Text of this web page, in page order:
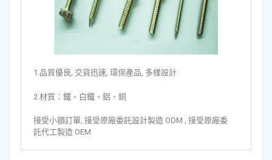
1.品質優良, 交貨迅速, 環保產品, 多樣設計
2.材質：鐵、白鐵、鋁、銅
接受小額訂單, 接受原廠委託設計製造 ODM , 接受原廠委
託代工製造 OEM